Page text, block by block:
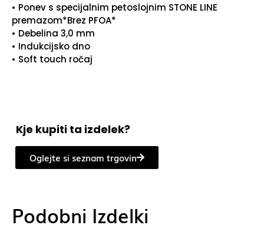
• Ponev s specijalnim petoslojnim STONE LINE
premazom*Brez PFOA*
• Debelina 3,0 mm
• Indukcijsko dno
• Soft touch ročaj
Kje kupiti ta izdelek?
Oglejte si seznam trgovin
Podobni Izdelki